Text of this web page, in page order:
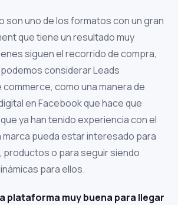
son uno de los formatos con un gran
que tiene un resultado muy
siguen el recorrido de compra,
considerar Leads
commerce, como una manera de
en Facebook que hace que
ya han tenido experiencia con el
pueda estar interesado para
productos o para seguir siendo
para ellos.
plataforma muy buena para llegar